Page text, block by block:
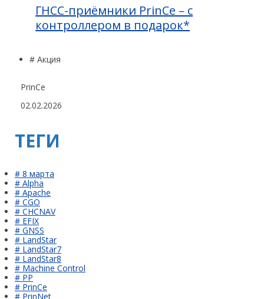
ГНСС-приёмники PrinCe – с
контроллером в подарок*
# Акция
PrinCe
02.02.2026
ТЕГИ
# 8 марта
# Alpha
# Apache
# CGO
# CHCNAV
# EFIX
# GNSS
# LandStar
# LandStar7
# LandStar8
# Machine Control
# PP
# PrinCe
# PrinNet